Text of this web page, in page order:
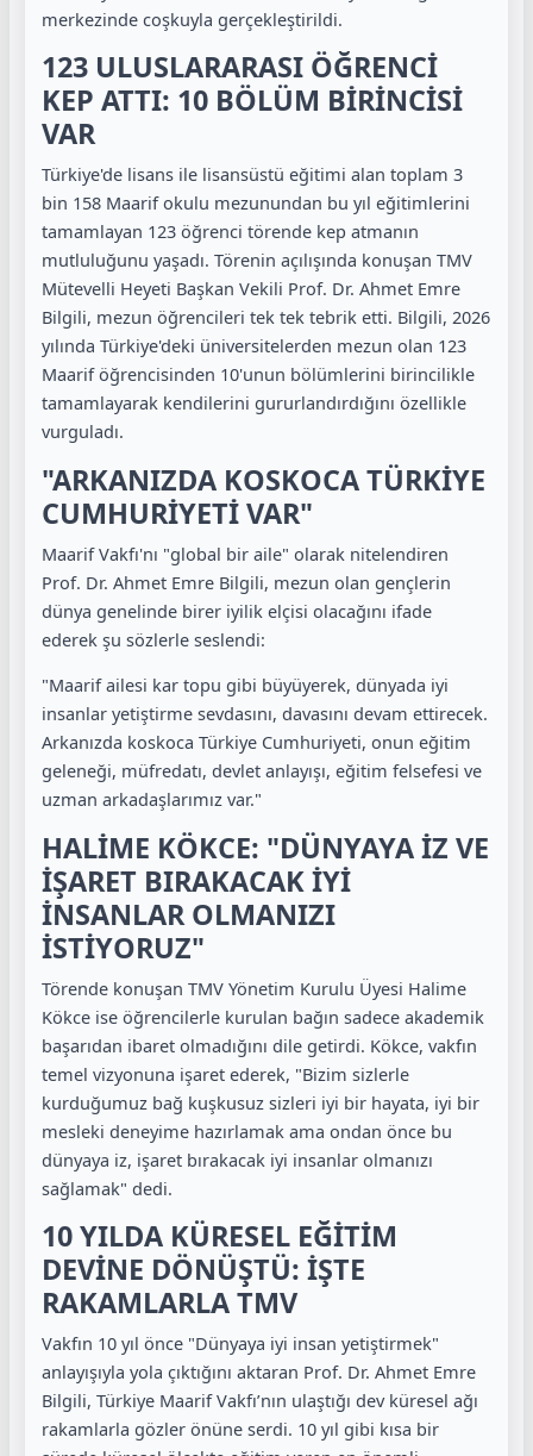
merkezinde coşkuyla gerçekleştirildi.
123 ULUSLARARASI ÖĞRENCİ
KEP ATTI: 10 BÖLÜM BİRİNCİSİ
VAR
Türkiye'de lisans ile lisansüstü eğitimi alan toplam 3
bin 158 Maarif okulu mezunundan bu yıl eğitimlerini
tamamlayan 123 öğrenci törende kep atmanın
mutluluğunu yaşadı. Törenin açılışında konuşan TMV
Mütevelli Heyeti Başkan Vekili Prof. Dr. Ahmet Emre
Bilgili, mezun öğrencileri tek tek tebrik etti. Bilgili, 2026
yılında Türkiye'deki üniversitelerden mezun olan 123
Maarif öğrencisinden 10'unun bölümlerini birincilikle
tamamlayarak kendilerini gururlandırdığını özellikle
vurguladı.
"ARKANIZDA KOSKOCA TÜRKİYE
CUMHURİYETİ VAR"
Maarif Vakfı'nı "global bir aile" olarak nitelendiren
Prof. Dr. Ahmet Emre Bilgili, mezun olan gençlerin
dünya genelinde birer iyilik elçisi olacağını ifade
ederek şu sözlerle seslendi:
"Maarif ailesi kar topu gibi büyüyerek, dünyada iyi
insanlar yetiştirme sevdasını, davasını devam ettirecek.
Arkanızda koskoca Türkiye Cumhuriyeti, onun eğitim
geleneği, müfredatı, devlet anlayışı, eğitim felsefesi ve
uzman arkadaşlarımız var."
HALİME KÖKCE: "DÜNYAYA İZ VE
İŞARET BIRAKACAK İYİ
İNSANLAR OLMANIZI
İSTİYORUZ"
Törende konuşan TMV Yönetim Kurulu Üyesi Halime
Kökce ise öğrencilerle kurulan bağın sadece akademik
başarıdan ibaret olmadığını dile getirdi. Kökce, vakfın
temel vizyonuna işaret ederek, "Bizim sizlerle
kurduğumuz bağ kuşkusuz sizleri iyi bir hayata, iyi bir
mesleki deneyime hazırlamak ama ondan önce bu
dünyaya iz, işaret bırakacak iyi insanlar olmanızı
sağlamak" dedi.
10 YILDA KÜRESEL EĞİTİM
DEVİNE DÖNÜŞTÜ: İŞTE
RAKAMLARLA TMV
Vakfın 10 yıl önce "Dünyaya iyi insan yetiştirmek"
anlayışıyla yola çıktığını aktaran Prof. Dr. Ahmet Emre
Bilgili, Türkiye Maarif Vakfı’nın ulaştığı dev küresel ağı
rakamlarla gözler önüne serdi. 10 yıl gibi kısa bir